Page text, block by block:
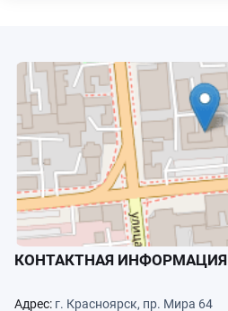
КОНТАКТНАЯ ИНФОРМАЦИЯ
Адрес: г. Красноярск, пр. Мира 64